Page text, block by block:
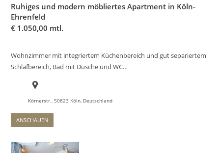
Ruhiges und modern möbliertes Apartment in Köln-
Ehrenfeld
€ 1.050,00 mtl.
Wohnzimmer mit integriertem Küchenbereich und gut separiertem
Schlafbereich, Bad mit Dusche und WC…
Körnerstr., 50823 Köln, Deutschland
ANSCHAUEN